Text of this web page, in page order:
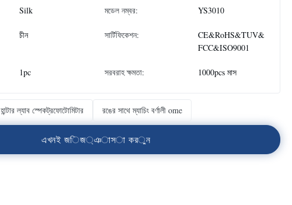
Silk মডেল নম্বর: YS3010
চীন সার্টিফিকেশন:
CE&RoHS&TUV&
FCC&ISO9001
1pc সরবরাহ ক্ষমতা: 1000pcs মাস
হান্টার ল্যাব স্পেকট্রফোটোমিটার রঙের সাথে ম্যাচিং বর্ণালী ome
এখনই জিজ্ঞাসা করুন